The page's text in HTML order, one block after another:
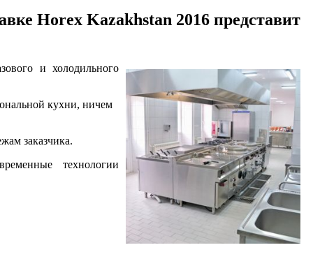
Horex Kazakhstan 2016 представит
и холодильного
кухни, ничем
заказчика.
технологии